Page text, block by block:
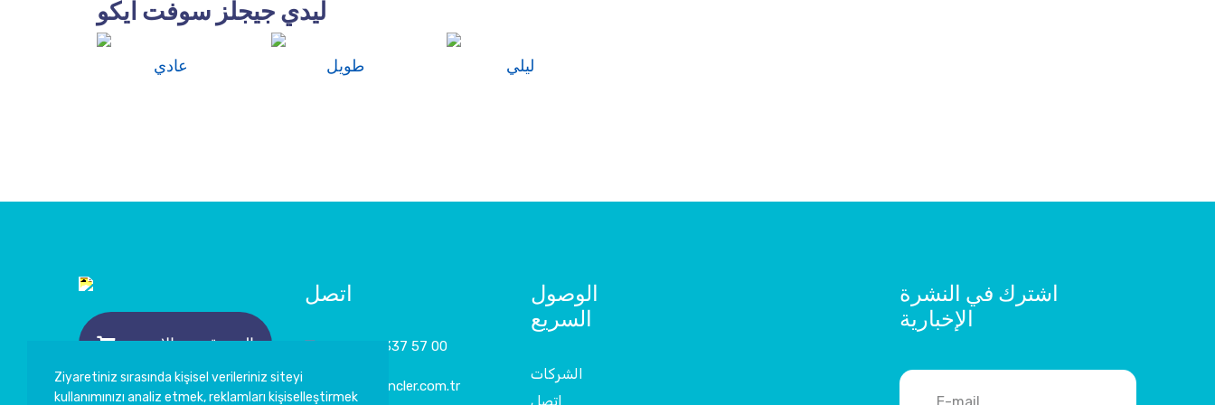
ليدي جيجلز سوفت ايكو
عادي طويل ليلي
التسوق عبر الإنترنت
اتصل
+90 342 337 57 00
info@sevincler.com.tr
الوصول
السريع
الشركات
اتصل
اشترك في النشرة
الإخبارية
Ziyaretiniz sırasında kişisel verileriniz siteyi
kullanımınızı analiz etmek, reklamları kişiselleştirmek